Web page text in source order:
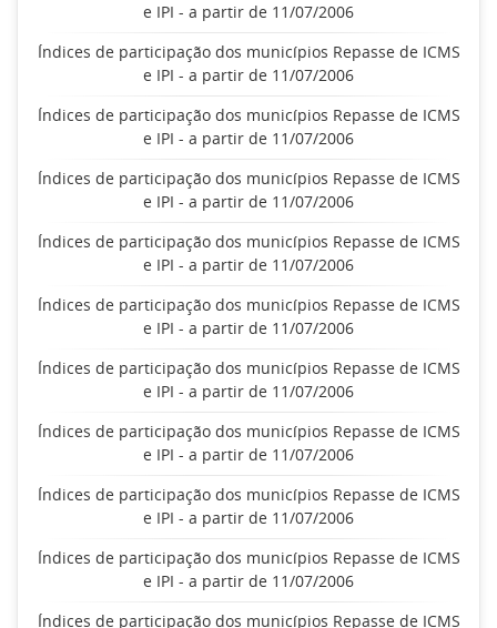
e IPI - a partir de 11/07/2006
Índices de participação dos municípios Repasse de ICMS
e IPI - a partir de 11/07/2006
Índices de participação dos municípios Repasse de ICMS
e IPI - a partir de 11/07/2006
Índices de participação dos municípios Repasse de ICMS
e IPI - a partir de 11/07/2006
Índices de participação dos municípios Repasse de ICMS
e IPI - a partir de 11/07/2006
Índices de participação dos municípios Repasse de ICMS
e IPI - a partir de 11/07/2006
Índices de participação dos municípios Repasse de ICMS
e IPI - a partir de 11/07/2006
Índices de participação dos municípios Repasse de ICMS
e IPI - a partir de 11/07/2006
Índices de participação dos municípios Repasse de ICMS
e IPI - a partir de 11/07/2006
Índices de participação dos municípios Repasse de ICMS
e IPI - a partir de 11/07/2006
Índices de participação dos municípios Repasse de ICMS